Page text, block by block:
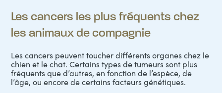
Les cancers les plus fréquents chez
les animaux de compagnie
Les cancers peuvent toucher différents organes chez le
chien et le chat. Certains types de tumeurs sont plus
fréquents que d’autres, en fonction de l’espèce, de
l’âge, ou encore de certains facteurs génétiques.